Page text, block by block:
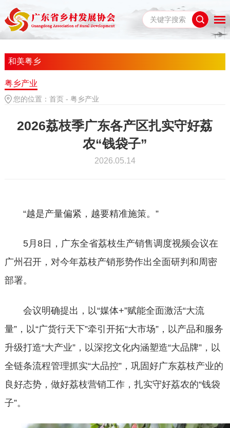
和美粤乡
粤乡产业
您的位置： 首页 - 粤乡产业
2026荔枝季广东各产区扎实守好荔
农“钱袋子”
2026.05.14
“越是产量偏紧，越要精准施策。”
5月8日，广东全省荔枝生产销售调度视频会议在
广州召开，对今年荔枝产销形势作出全面研判和周密
部署。
会议明确提出，以“媒体+”赋能全面激活“大流
量”，以“广货行天下”牵引开拓“大市场”，以产品和服务
升级打造“大产业”，以深挖文化内涵塑造“大品牌”，以
全链条流程管理抓实“大品控”，巩固好广东荔枝产业的
良好态势，做好荔枝营销工作，扎实守好荔农的“钱袋
子”。